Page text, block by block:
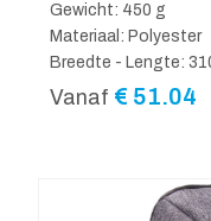
Gewicht: 450 g
Materiaal: Polyester
Breedte - Lengte:
Vanaf € 51.04